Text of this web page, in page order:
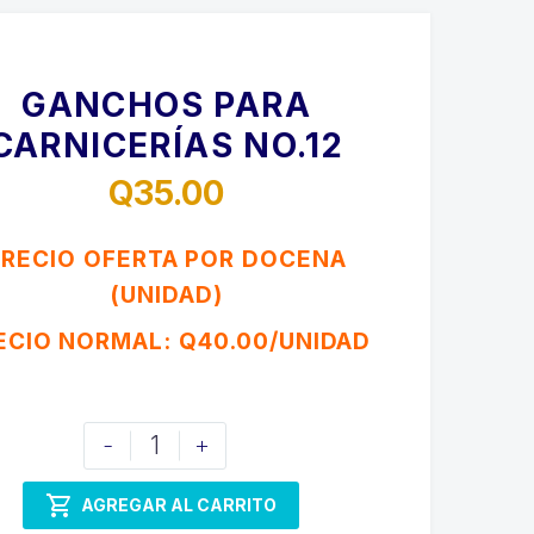
GANCHOS PARA
NO.12
Q35.00
OFERTA POR DOCENA
(UNIDAD)
NORMAL: Q40.00/UNIDAD
-
GANCHOS
PARA
CARNICERÍAS
No.12
+
 AGREGAR AL CARRITO